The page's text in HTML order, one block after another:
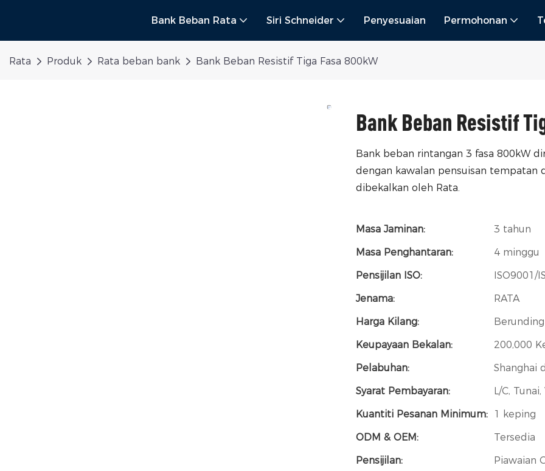
Bank Beban Rata Siri Schneider Penyesuaian Permohonan
Rata Produk Rata beban bank Bank Beban Resistif Tiga Fasa 800kW
Bank Beban Resistif
Bank beban rintangan 3 fasa 800kW
dengan kawalan pensuisan tempatan
dibekalkan oleh Rata.
Masa Jaminan:
3 tahun
Masa Penghantaran:
4 minggu
Pensijilan ISO:
ISO9001/
Jenama:
RATA
Harga Kilang:
Berunding
Keupayaan Bekalan:
200,000
Pelabuhan:
Shanghai
Syarat Pembayaran:
L/C,
Kuantiti Pesanan Minimum:
1 keping
ODM & OEM:
Tersedia
Pensijilan:
Piawaian